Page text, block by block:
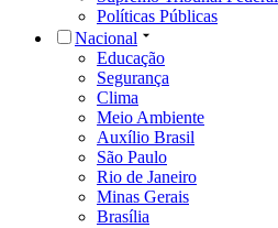
Políticas Públicas
Nacional
Educação
Segurança
Clima
Meio Ambiente
Auxílio Brasil
São Paulo
Rio de Janeiro
Minas Gerais
Brasília